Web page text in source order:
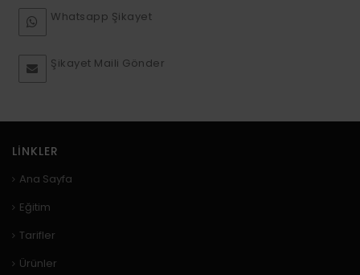
Whatsapp Şikayet
Şikayet Maili Gönder
LINKLER
Ana Sayfa
Eğitim
Tarifler
Ürünler